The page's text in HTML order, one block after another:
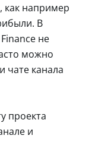
как например
В
не
можно
чате канала
проекта
и